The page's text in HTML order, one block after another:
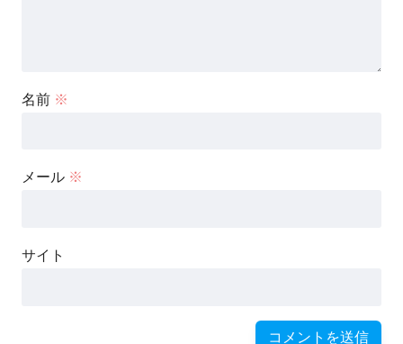
名前 ※
メール ※
サイト